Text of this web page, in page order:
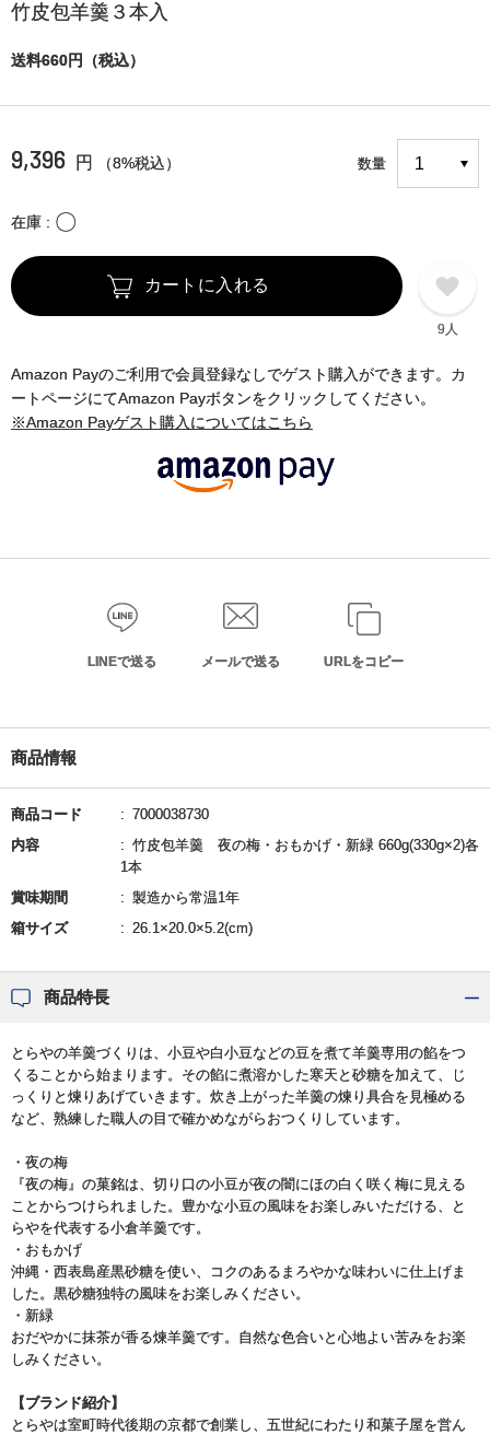
竹皮包羊羹３本入
送料660円（税込）
9,396 円 （8%税込） 数量
在庫 〇
カートに入れる
9人
Amazon Payのご利用で会員登録なしでゲスト購入ができます。カ
ートページにてAmazon Payボタンをクリックしてください。
※Amazon Payゲスト購入についてはこちら
LINEで送る メールで送る URLをコピー
商品情報
商品コード
7000038730
内容
竹皮包羊羹 夜の梅・おもかげ・新緑 660g(330g×2)各
1本
賞味期間
製造から常温1年
箱サイズ
26.1×20.0×5.2(cm)
商品特長
とらやの羊羹づくりは、小豆や白小豆などの豆を煮て羊羹専用の餡をつ
くることから始まります。その餡に煮溶かした寒天と砂糖を加えて、じ
っくりと煉りあげていきます。炊き上がった羊羹の煉り具合を見極める
など、熟練した職人の目で確かめながらおつくりしています。
・夜の梅
『夜の梅』の菓銘は、切り口の小豆が夜の闇にほの白く咲く梅に見える
ことからつけられました。豊かな小豆の風味をお楽しみいただける、と
らやを代表する小倉羊羹です。
・おもかげ
沖縄・西表島産黒砂糖を使い、コクのあるまろやかな味わいに仕上げま
した。黒砂糖独特の風味をお楽しみください。
・新緑
おだやかに抹茶が香る煉羊羹です。自然な色合いと心地よい苦みをお楽
しみください。
【ブランド紹介】
とらやは室町時代後期の京都で創業し、五世紀にわたり和菓子屋を営ん